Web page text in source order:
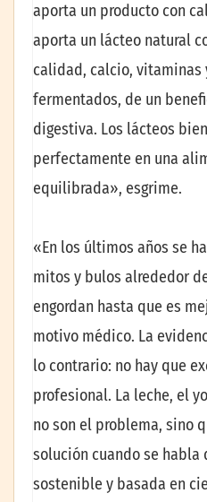
aporta un producto con
aporta un lácteo natural
calidad, calcio, vitaminas
fermentados, de un
digestiva. Los lácteos
perfectamente en una
equilibrada», esgrime.
«En los últimos años se
mitos y bulos alrededor
engordan hasta que es
motivo médico. La
lo contrario: no hay que
profesional. La leche, el
no son el problema, sino
solución cuando se
sostenible y basada en